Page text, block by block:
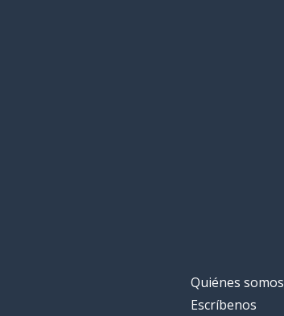
Quiénes somos
Escríbenos